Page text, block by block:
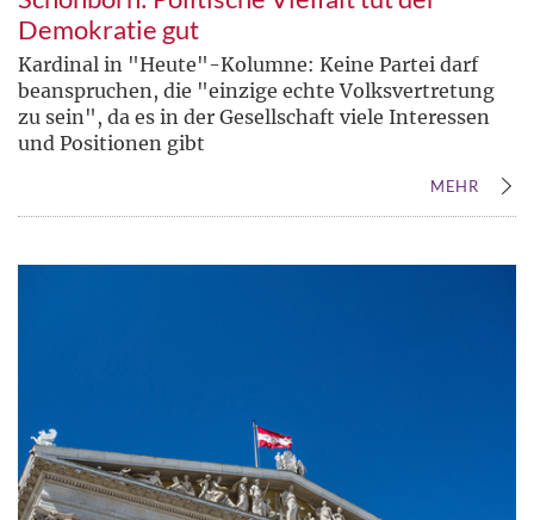
Demokratie gut
Kardinal in "Heute"-Kolumne: Keine Partei darf
beanspruchen, die "einzige echte Volksvertretung
zu sein", da es in der Gesellschaft viele Interessen
und Positionen gibt
MEHR